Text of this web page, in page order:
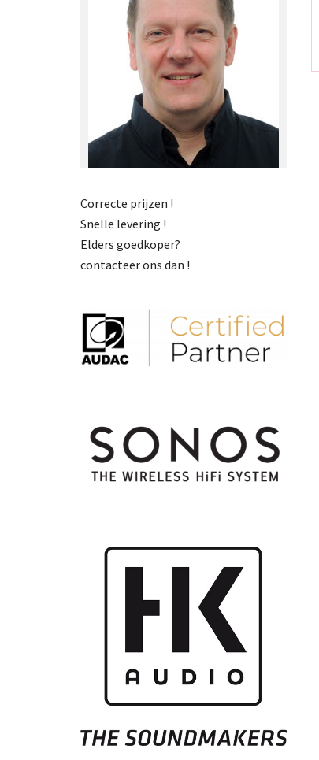
Correcte prijzen !
Snelle levering !
Elders goedkoper?
contacteer ons dan !